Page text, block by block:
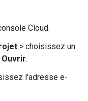
Cloud.
> choisissez un
Ouvrir.
l'adresse e-